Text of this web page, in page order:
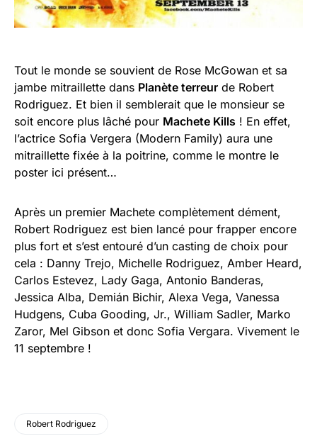
Tout le monde se souvient de Rose McGowan et sa
jambe mitraillette dans Planète terreur de Robert
Rodriguez. Et bien il semblerait que le monsieur se
soit encore plus lâché pour Machete Kills ! En effet,
l’actrice Sofia Vergera (Modern Family) aura une
mitraillette fixée à la poitrine, comme le montre le
poster ici présent…
Après un premier Machete complètement dément,
Robert Rodriguez est bien lancé pour frapper encore
plus fort et s’est entouré d’un casting de choix pour
cela : Danny Trejo, Michelle Rodriguez, Amber Heard,
Carlos Estevez, Lady Gaga, Antonio Banderas,
Jessica Alba, Demián Bichir, Alexa Vega, Vanessa
Hudgens, Cuba Gooding, Jr., William Sadler, Marko
Zaror, Mel Gibson et donc Sofia Vergara. Vivement le
11 septembre !
Robert Rodriguez